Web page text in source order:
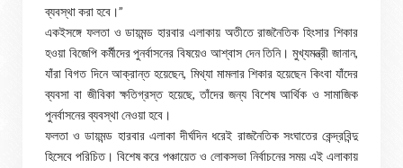
ব্যবস্থা করা হবে।”
একইসঙ্গে ফলতা ও ডায়মন্ড হারবার এলাকায় অতীতে রাজনৈতিক হিংসার শিকার
হওয়া বিজেপি কর্মীদের পুনর্বাসনের বিষয়েও আশ্বাস দেন তিনি। মুখ্যমন্ত্রী জানান,
যাঁরা বিগত দিনে আক্রান্ত হয়েছেন, মিথ্যা মামলার শিকার হয়েছেন কিংবা যাঁদের
ব্যবসা বা জীবিকা ক্ষতিগ্রস্ত হয়েছে, তাঁদের জন্য বিশেষ আর্থিক ও সামাজিক
পুনর্বাসনের ব্যবস্থা নেওয়া হবে।
ফলতা ও ডায়মন্ড হারবার এলাকা দীর্ঘদিন ধরেই রাজনৈতিক সংঘাতের কেন্দ্রবিন্দু
হিসেবে পরিচিত। বিশেষ করে পঞ্চায়েত ও লোকসভা নির্বাচনের সময় এই এলাকায়